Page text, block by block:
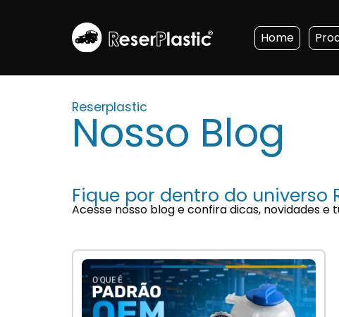
Home
Reserplastic
Nosso Blog
Fique por dentro do universo
Acesse nosso blog e confira dicas, novidades e